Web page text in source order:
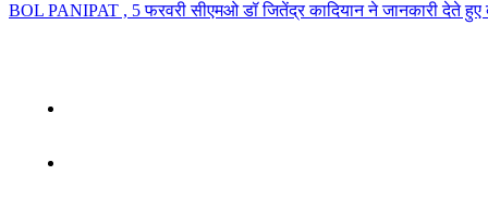
BOL PANIPAT , 5 फरवरी सीएमओ डॉ जितेंद्र कादियान ने जानकारी देते हुए